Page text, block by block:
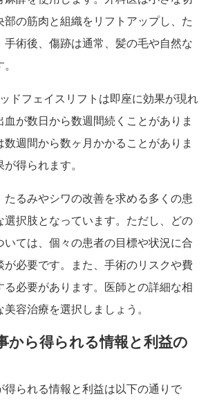
部の筋肉と組織をリフトアップし、た
手術後、傷跡は通常、髪の毛や自然な
ドフェイスリフトは即座に効果が現れ
血が数日から数週間続くことがありま
週間から数ヶ月かかることがありま
得られます。
たるみやシワの改善を求める多くの患
選択肢となっています。ただし、どの
いては、個々の患者の目標や状況に合
が必要です。また、手術のリスクや費
る必要があります。医師との詳細な相
容治療を選択しましょう。
から得られる情報と利益の
得られる情報と利益は以下の通りで